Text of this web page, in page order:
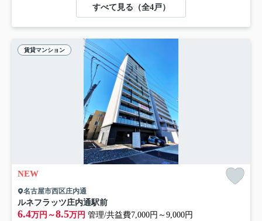
すべて見る（全4戸）
賃貸マンション
NEW
名古屋市西区庄内通
ルネフラッツ庄内通駅前
6.4万円～8.5万円 管理/共益費7,000円～9,000円